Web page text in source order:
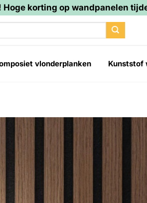
Hoge korting op wandpanelen
vlonderplanken Kunststof